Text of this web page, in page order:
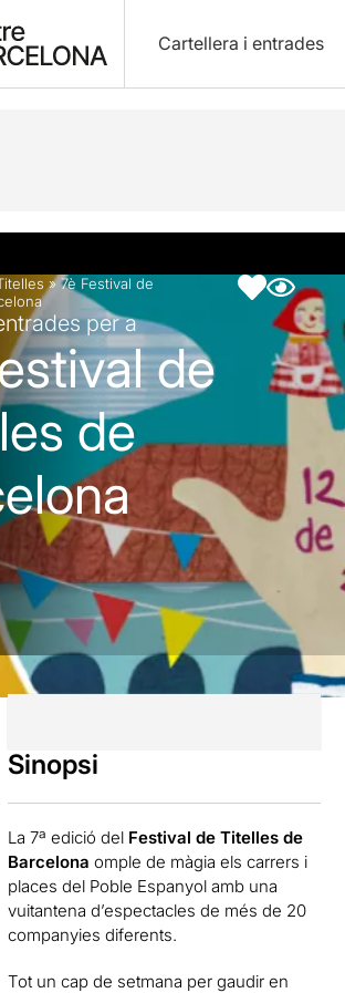
Cartellera i entrades
Fitxa artística
»7è Festival de
per a
de
de
Sinopsi
La 7ª edició del Festival de Titelles de
Barcelona omple de màgia els carrers i
places del Poble Espanyol amb una
vuitantena d’espectacles de més de 20
companyies diferents.
Tot un cap de setmana per gaudir en